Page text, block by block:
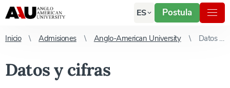
ES Postula
Inicio Admisiones Anglo-American University Datos y cifras
Datos y cifras